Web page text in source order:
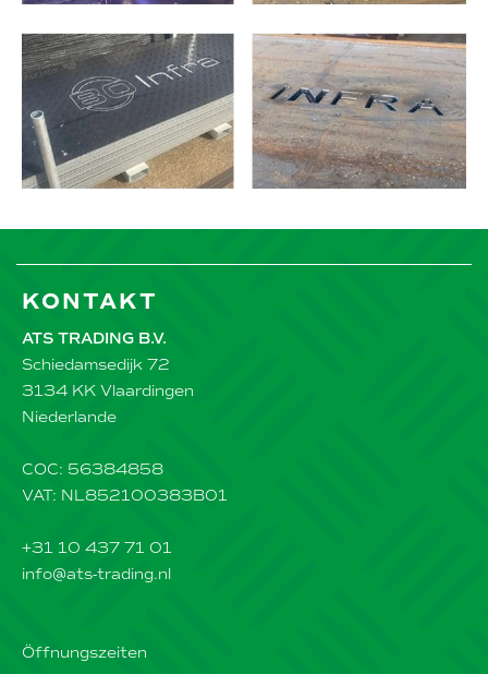
KONTAKT
ATS TRADING B.V.
Schiedamsedijk 72
3134 KK Vlaardingen
Niederlande
COC: 56384858
VAT: NL852100383B01
+31 10 437 71 01
info@ats-trading.nl
Öffnungszeiten